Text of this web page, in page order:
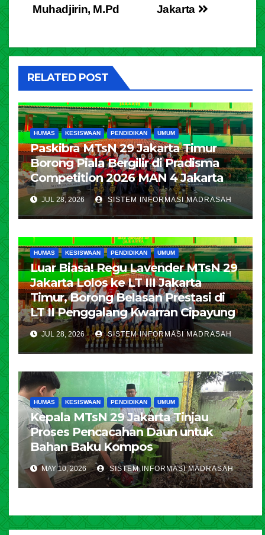
Jakarta
Muhadjirin, M.Pd
RELATED POST
HUMAS KESISWAAN PENDIDIKAN UMUM
Paskibra MTsN 29 Jakarta Timur
Borong Piala Bergilir di Pradisma
Competition 2026 MAN 4 Jakarta
JUL 28, 2026 SISTEM INFORMASI MADRASAH
HUMAS KESISWAAN PENDIDIKAN UMUM
Luar Biasa! Regu Lavender MTsN 29
Jakarta Lolos ke LT III Jakarta
Timur, Borong Belasan Prestasi di
LT II Penggalang Kwarran Cipayung
JUL 28, 2026 SISTEM INFORMASI MADRASAH
HUMAS KESISWAAN PENDIDIKAN UMUM
Kepala MTsN 29 Jakarta Tinjau
Proses Pencacahan Daun untuk
Bahan Baku Kompos
MAY 10, 2026 SISTEM INFORMASI MADRASAH